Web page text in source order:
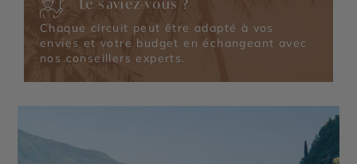
Le saviez-vous ?
Chaque circuit peut être adapté à vos
envies et votre budget en échangeant avec
nos conseillers experts.